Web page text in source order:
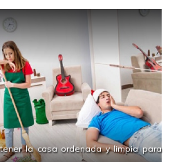
la casa ordenada y limpia para